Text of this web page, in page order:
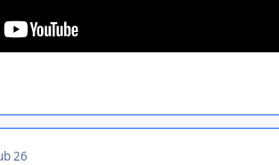
26